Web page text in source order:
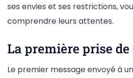
ses envies et ses restrictions,
comprendre leurs attentes.
La première prise
Le premier message envoyé à